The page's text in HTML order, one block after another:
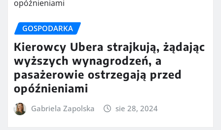
GOSPODARKA
Kierowcy Ubera strajkują, żądając
wyższych wynagrodzeń, a
pasażerowie ostrzegają przed
opóźnieniami
Gabriela Zapolska sie 28, 2024